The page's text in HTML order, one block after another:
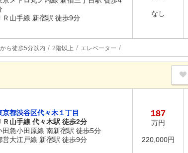
Ｒ山手線 新宿駅 徒歩9分
なし
ら徒歩5分以内 2階以上 エレベーター
京都渋谷区代々木１丁目
Ｒ山手線 代々木駅 徒歩2分
田急小田原線 南新宿駅 徒歩5分
営大江戸線 新宿駅 徒歩9分
187
万円
220,000円